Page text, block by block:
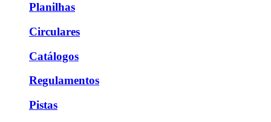
Planilhas
Circulares
Catálogos
Regulamentos
Pistas